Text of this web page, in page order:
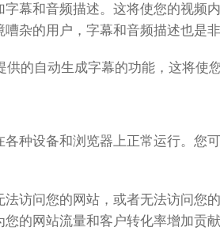
幕和音频描述。这将使您的视频
杂的用户，字幕和音频描述也是非
的自动生成字幕的功能，这将使
种设备和浏览器上正常运行。您
访问您的网站，或者无法访问您
的网站流量和客户转化率增加贡献